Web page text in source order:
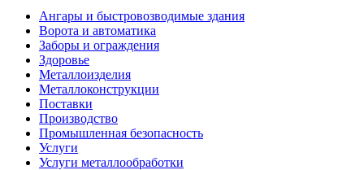
Ангары и быстровозводимые здания
Ворота и автоматика
Заборы и ограждения
Здоровье
Металлоизделия
Металлоконструкции
Поставки
Производство
Промышленная безопасность
Услуги
Услуги металлообработки